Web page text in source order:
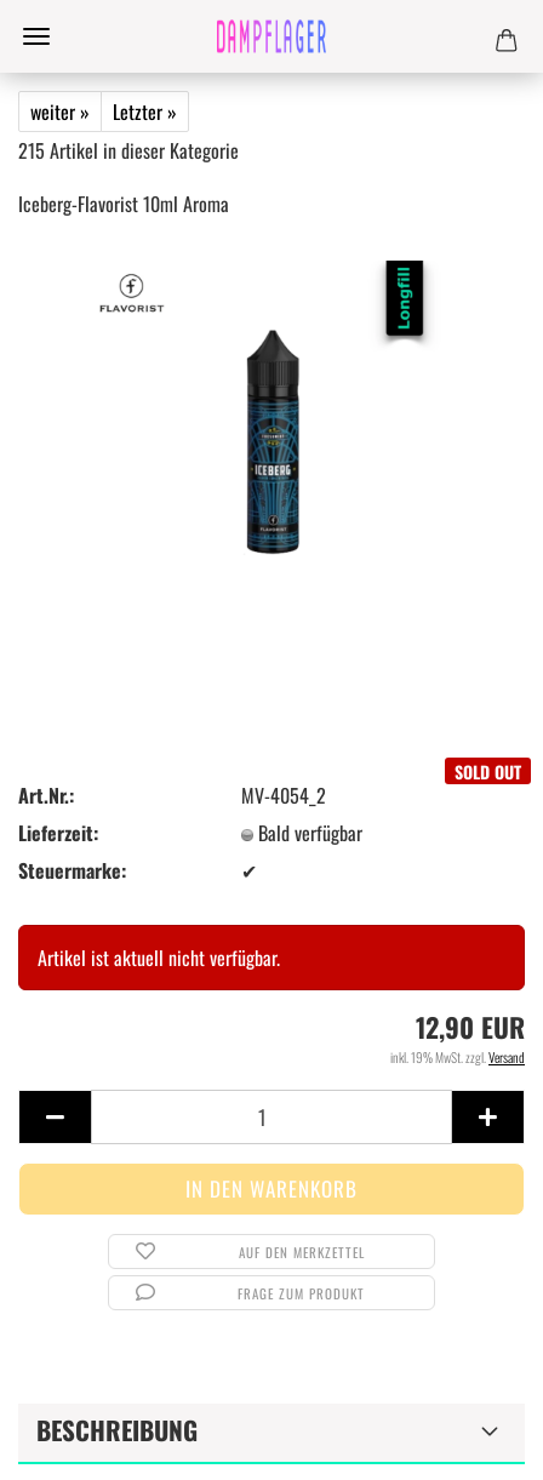
weiter »
Letzter »
215 Artikel in dieser Kategorie
Iceberg-Flavorist 10ml Aroma
SOLD OUT
Art.Nr.:
MV-4054_2
Lieferzeit:
Bald verfügbar
Steuermarke:
✔
Artikel ist aktuell nicht verfügbar.
12,90 EUR
inkl. 19% MwSt. zzgl. Versand
AUF DEN MERKZETTEL
FRAGE ZUM PRODUKT
BESCHREIBUNG